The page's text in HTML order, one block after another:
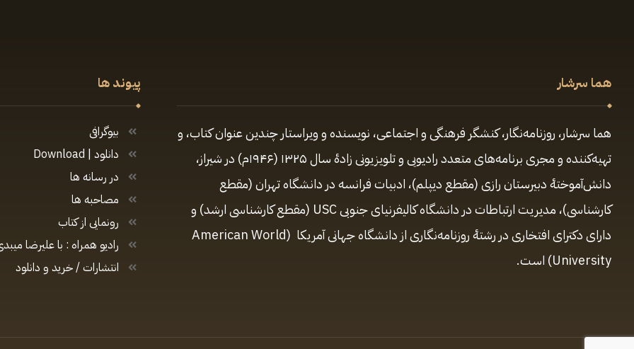
هما سرشار
هما سرشار، روزنامه‌نگار، کنشگر فرهنگی و اجتماعی، نویسنده و ویراستار چندین عنوان کتاب، و
تهیه‌کننده و مجری برنامه‌های متعدد رادیویی و تلویزیونی زادهٔ سال ۱۳۲۵ (۱۹۴۶م) در شیراز،
دانش‌آموختهٔ دبیرستان رازی (مقطع‌ دیپلم)، ادبیات فرانسه در دانشگاه تهران (مقطع
کارشناسی)، مدیریت ارتباطات در دانشگاه کالیفرنیای جنوبی USC (مقطع کارشناسی ارشد) و
دارای دکترای افتخاری در رشتهٔ روزنامه‌نگاری از دانشگاه جهانی آمریکا (American World
University) است.
پیوند ها
بیوگرافی
دانلود | Download
در رسانه ها
مصاحبه ها
رونمایی از کتاب
رادیو همراه : با علیرضا
انتشارات / خرید و دانلود